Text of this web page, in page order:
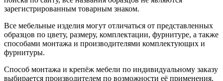
зарегистрированным товарным знаком.
Все мебельные изделия могут отличаться от представленных
образцов по цвету, размеру, комплектации, фурнитуре, а также
способами монтажа и производителями комплектующих и
фурнитуры.
Способ монтажа и крепёж мебели по индивидуальному заказу
выбирается производителем по возможности её применения.